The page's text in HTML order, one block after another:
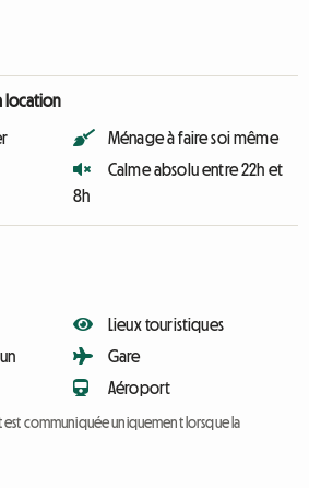
location
Ménage à faire soi même
Calme absolu entre 22h et
8h
Lieux touristiques
Gare
Aéroport
est communiquée uniquement lorsque la